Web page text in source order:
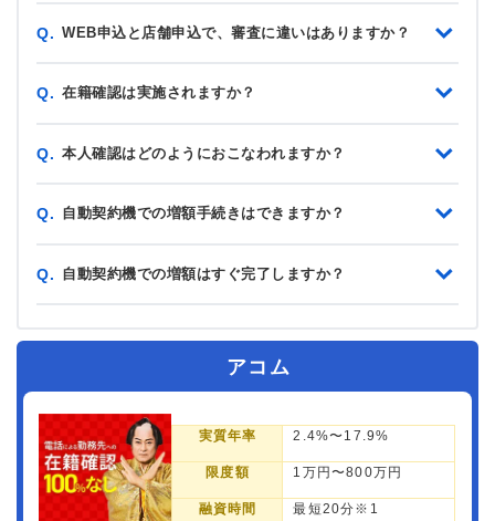
Q. WEB申込と店舗申込で、審査に違いはありますか？
Q. 在籍確認は実施されますか？
Q. 本人確認はどのようにおこなわれますか？
Q. 自動契約機での増額手続きはできますか？
Q. 自動契約機での増額はすぐ完了しますか？
アコム
実質年率 2.4%〜17.9%
限度額 1万円〜800万円
融資時間 最短20分※1